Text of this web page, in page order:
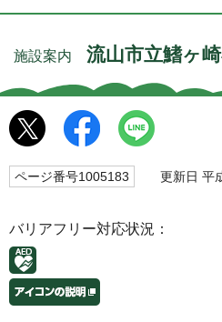
施設案内 流山市立鰭ヶ
ページ番号1005183 更新日 平
バリアフリー対応状況：